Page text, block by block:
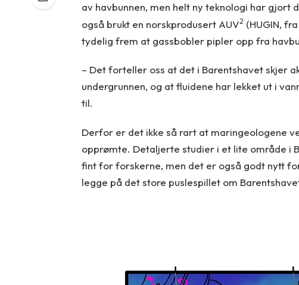
av havbunnen, men helt ny teknologi har gjort
også brukt en norskprodusert AUV2 (HUGIN,
tydelig frem at gassbobler pipler opp fra
– Det forteller oss at det i Barentshavet skjer
undergrunnen, og at fluidene har lekket ut i
til.
Derfor er det ikke så rart at maringeologene
opprømte. Detaljerte studier i et lite område i
fint for forskerne, men det er også godt nytt
legge på det store puslespillet om